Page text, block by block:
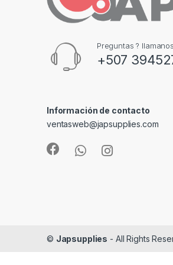
Preguntas ?
+507
Información de contacto
ventasweb@japsupplies.com
© Japsupplies - All Rights